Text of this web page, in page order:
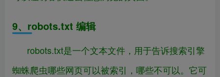
9、robots.txt 编辑
robots.txt是一个文本文件，用于告诉搜索引擎
蜘蛛爬虫哪些网页可以被索引，哪些不可以。它可